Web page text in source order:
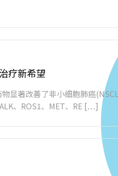
疗新希望
显著改善了非小细胞肺癌
、ROS1、MET、RE […]